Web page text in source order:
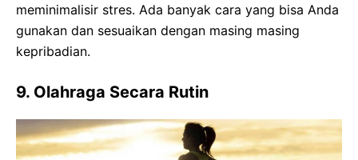
meminimalisir stres. Ada banyak cara yang bisa Anda
gunakan dan sesuaikan dengan masing masing
kepribadian.
9. Olahraga Secara Rutin